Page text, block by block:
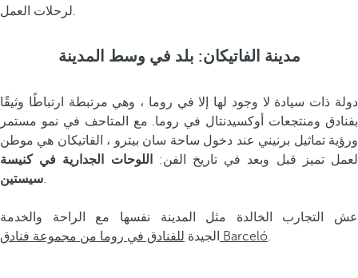
لرحلات العمل.
مدينة الفاتيكان: بلد في وسط المدينة
دولة ذات سيادة لا وجود لها إلا في روما ، وهي مرتبطة ارتباطًا وثيقًا
بفنادق ومنتجعات أوكسيدنتال في روما. مع المتاحف في نمو مستمر
ورؤية تماثيل برنيني عند دخول ساحة سان بيترو ، الفاتيكان هي موطن
لعمل تميز قبل وبعد في تاريخ الفن:
اللوحات الجدارية في كنيسة
سيستين.
عش التجارب الخالدة مثل المدينة نفسها مع الراحة والخدمة
الجيدة
للفنادق في روما من مجموعة فنادق Barceló.